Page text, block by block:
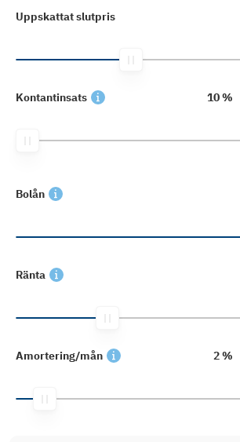
Uppskattat slutpris
Kontantinsats 10 %
Bolån
Ränta
Amortering/mån 2 %